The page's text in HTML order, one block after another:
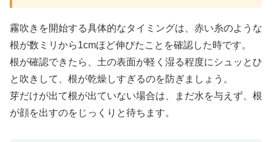
霧吹きを開始する具体的なタイミングは、赤い糸のような
根が数ミリから1cmほど伸びたことを確認した時です。
根が確認できたら、土の表面が軽く湿る程度にシュッとひ
と吹きして、根が乾燥しすぎるのを防ぎましょう。
芽だけが出て根が出ていない場合は、まだ水を与えず、根
が顔を出すのをじっくりと待ちます。